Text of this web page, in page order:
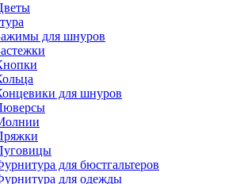
для шнуров
для шнуров
для бюстгальтеров
для одежды